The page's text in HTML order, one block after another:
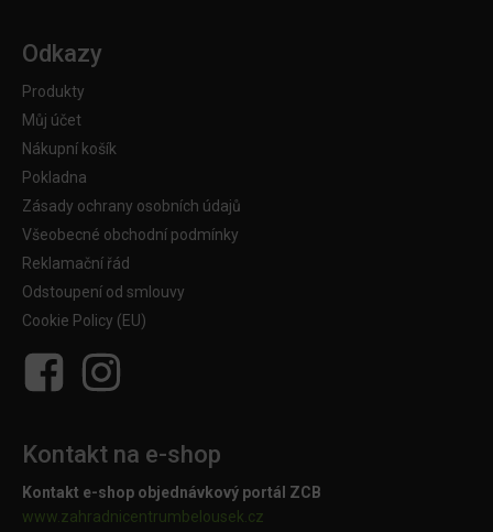
Odkazy
Produkty
Můj účet
Nákupní košík
Pokladna
Zásady ochrany osobních údajů
Všeobecné obchodní podmínky
Reklamační řád
Odstoupení od smlouvy
Cookie Policy (EU)
Kontakt na e-shop
Kontakt e-shop objednávkový portál ZCB
www.zahradnicentrumbelousek.cz